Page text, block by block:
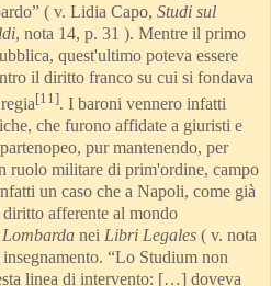
( v. Lidia Capo, Studi sul
, nota 14, p. 31 ). Mentre il primo
quest'ultimo poteva essere
il diritto franco su cui si fondava
[11]. I baroni vennero infatti
che furono affidate a giuristi e
pur mantenendo, per
ruolo militare di prim'ordine, campo
un caso che a Napoli, come già
afferente al mondo
Lombarda nei Libri Legales ( v. nota
“Lo Studium non
linea di intervento: […] doveva